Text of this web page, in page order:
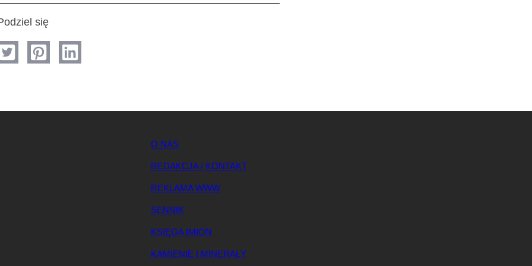
się
O NAS
REDAKCJA / KONTAKT
REKLAMA WWW
SENNIK
KSIĘGA IMION
KAMIENIE I MINERAŁY